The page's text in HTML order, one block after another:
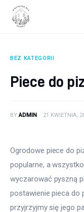
Porady
BEZ KATEGORII
Piece do
BY ADMIN 21 KWIETNIA,
Ogrodowe piece do
popularne, a
wyczarować pyszną
postawienie pieca do
przyjrzyjmy się jego